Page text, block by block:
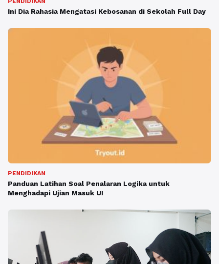
Ini Dia Rahasia Mengatasi Kebosanan di Sekolah Full Day
PENDIDIKAN
Panduan Latihan Soal Penalaran Logika untuk
Menghadapi Ujian Masuk UI